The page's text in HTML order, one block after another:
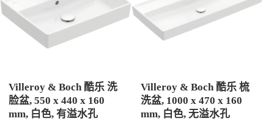
Villeroy & Boch 酷乐 洗
脸盆, 550 x 440 x 160
mm, 白色, 有溢水孔
Villeroy & Boch 酷乐 梳
洗盆, 1000 x 470 x 160
mm, 白色, 无溢水孔